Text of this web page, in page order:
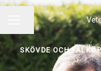
KARRIÄRMENY
Dela sidan
SKÖVDE OCH